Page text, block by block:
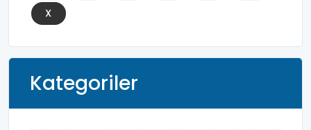
X
Kategoriler